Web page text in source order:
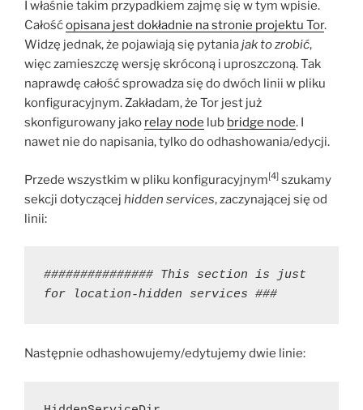
I właśnie takim przypadkiem zajmę się w tym wpisie.
Całośćopisana jest dokładnie na stronie projektu Tor.
Widzę jednak, że pojawiają się pytaniajak to zrobić,
więc zamieszczę wersję skróconą i uproszczoną. Tak
naprawdę całość sprowadza się do dwóch linii w pliku
konfiguracyjnym. Zakładam, że Tor jest już
skonfigurowany jako relay node lub bridge node. I
nawet nie do napisania, tylko do odhashowania/edycji.
Przede wszystkim w pliku konfiguracyjnym[4] szukamy
sekcji dotyczącej hidden services, zaczynającej się od
linii:
############### This section is just
for location-hidden services ###
Następnie odhashowujemy/edytujemy dwie linie: